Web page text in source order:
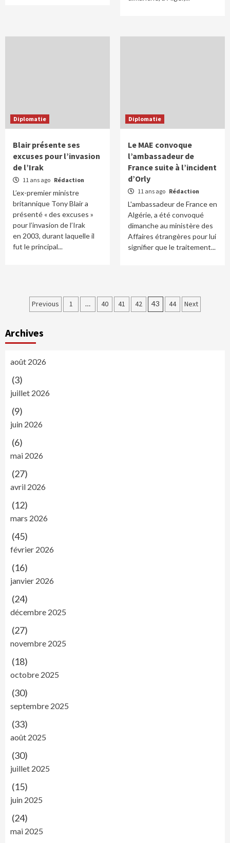
Diplomatie
Blair présente ses
excuses pour l’invasion
de l’Irak
11 ans ago Rédaction
L’ex-premier ministre
britannique Tony Blair a
présenté « des excuses »
pour l’invasion de l’Irak
en 2003, durant laquelle il
fut le principal...
Diplomatie
Le MAE convoque
l’ambassadeur de
France suite à l’incident
d’Orly
11 ans ago Rédaction
L'ambassadeur de France en
Algérie, a été convoqué
dimanche au ministère des
Affaires étrangères pour lui
signifier que le traitement...
Navigation
articles
Previous 1 … 40 41 42 43 44 Next
Archives
août 2026
(3)
juillet 2026
(9)
juin 2026
(6)
mai 2026
(27)
avril 2026
(12)
mars 2026
(45)
février 2026
(16)
janvier 2026
(24)
décembre 2025
(27)
novembre 2025
(18)
octobre 2025
(30)
septembre 2025
(33)
août 2025
(30)
juillet 2025
(15)
juin 2025
(24)
mai 2025